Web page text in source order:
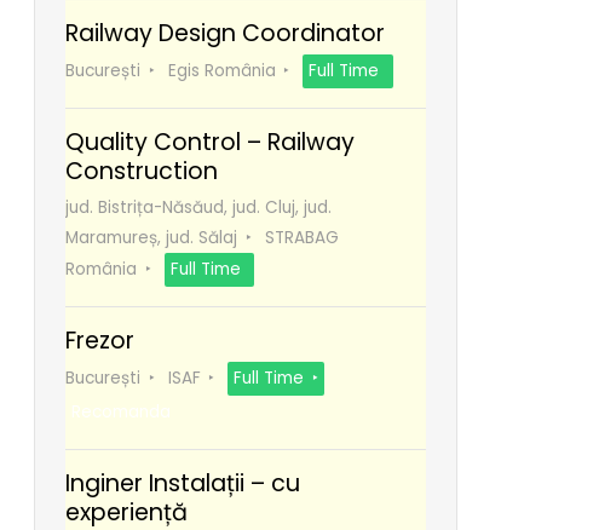
Railway Design Coordinator
București Egis România Full Time
Quality Control – Railway
Construction
jud. Bistrița-Năsăud, jud. Cluj, jud.
Maramureș, jud. Sălaj
STRABAG
România
Full Time
Frezor
București ISAF
Full Time
Recomanda
Inginer Instalații – cu
experiență